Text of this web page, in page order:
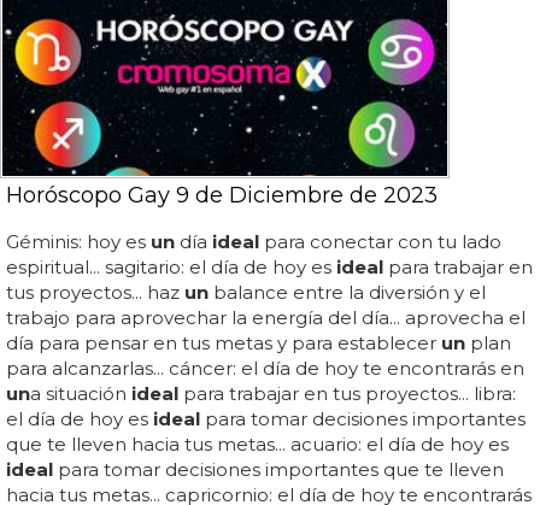
Horóscopo Gay 9 de Diciembre de 2023
Géminis: hoy es un día ideal para conectar con tu lado
espiritual... sagitario: el día de hoy es ideal para trabajar en
tus proyectos... haz un balance entre la diversión y el
trabajo para aprovechar la energía del día... aprovecha el
día para pensar en tus metas y para establecer un plan
para alcanzarlas... cáncer: el día de hoy te encontrarás en
una situación ideal para trabajar en tus proyectos... libra:
el día de hoy es ideal para tomar decisiones importantes
que te lleven hacia tus metas... acuario: el día de hoy es
ideal para tomar decisiones importantes que te lleven
hacia tus metas... capricornio: el día de hoy te encontrarás